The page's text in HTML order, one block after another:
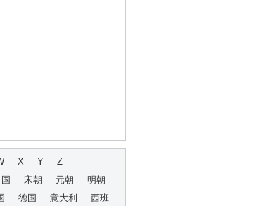
X Y
Z
宋朝 元朝
明朝
德国 意大利
西班